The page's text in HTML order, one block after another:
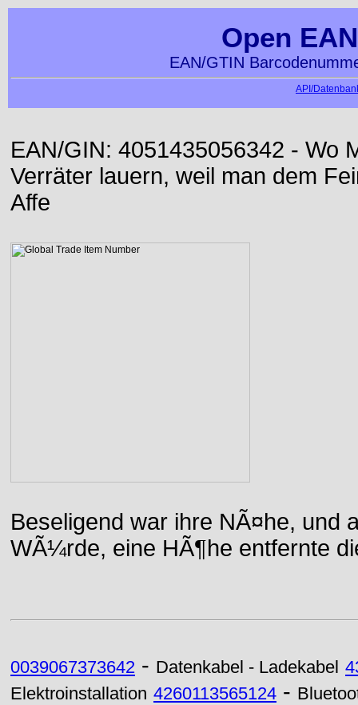
Open
EAN/GTIN
API/
EAN/GIN: 4051435056342 - Wo
Verräter lauern, weil man dem
Affe
Beseligend war ihre NÃ¤he, und
WÃ¼rde, eine HÃ¶he entfernte
0039067373642 - Datenkabel - Ladekabel
Elektroinstallation 4260113565124 -